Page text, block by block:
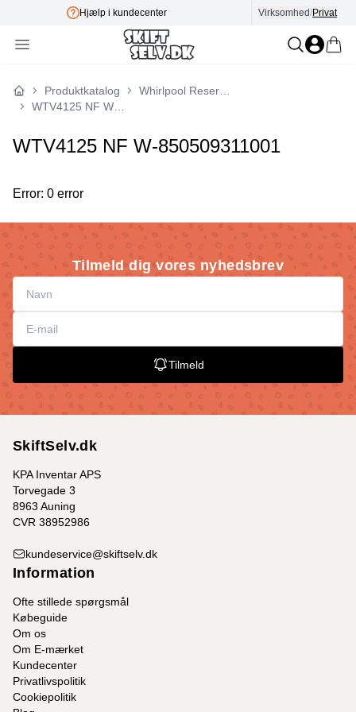
Hjælp i kundecenter E-mærket
Virksomhed/Privat
Forside
Produktkatalog
WTV4125 NF W-850509311001
Error: 0 error
Tilmeld dig vores nyhedsbrev
Tilmeld
SkiftSelv.dk
KPA Inventar APS
Torvegade 3
8963 Auning
CVR 38952986
kundeservice@skiftselv.dk
Information
Ofte stillede spørgsmål
Købeguide
Om os
Om E-mærket
Kundecenter
Privatlivspolitik
Cookiepolitik